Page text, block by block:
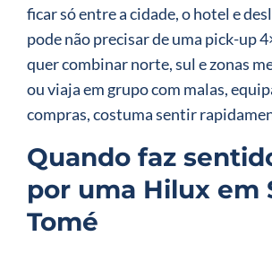
ficar só entre a cidade, o hotel e
pode não precisar de uma pick-up
quer combinar norte, sul e zonas
ou viaja em grupo com malas,
compras, costuma sentir
Quando faz
por uma Hilux em
Tomé